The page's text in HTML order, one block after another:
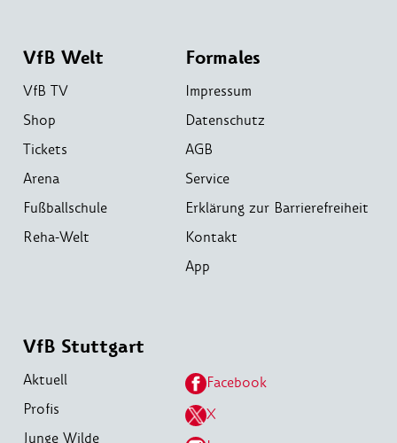
VfB Welt
VfB TV
Shop
Tickets
Arena
Fußballschule
Reha-Welt
Formales
Impressum
Datenschutz
AGB
Service
Erklärung zur Barrierefreiheit
Kontakt
App
VfB Stuttgart
Aktuell
Profis
Junge Wilde
Facebook
X